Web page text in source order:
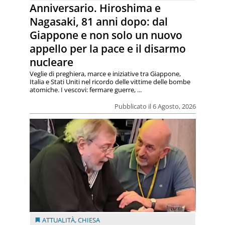
Anniversario. Hiroshima e
Nagasaki, 81 anni dopo: dal
Giappone e non solo un nuovo
appello per la pace e il disarmo
nucleare
Pubblicato il 6 Agosto, 2026
Veglie di preghiera, marce e iniziative tra Giappone,
Italia e Stati Uniti nel ricordo delle vittime delle bombe
atomiche. I vescovi: fermare guerre, ...
ATTUALITÀ,CHIESA